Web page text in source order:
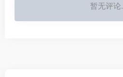
暂无评论